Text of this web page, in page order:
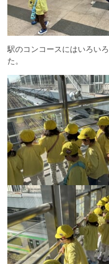
駅のコンコースにはいろい
た。